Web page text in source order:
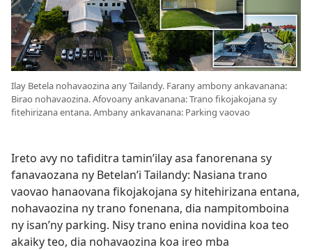
Ilay Betela nohavaozina any Tailandy. Farany ambony ankavanana:
Birao nohavaozina. Afovoany ankavanana: Trano fikojakojana sy
fitehirizana entana. Ambany ankavanana: Parking vaovao
Ireto avy no tafiditra tamin’ilay asa fanorenana sy
fanavaozana ny Betelan’i Tailandy: Nasiana trano
vaovao hanaovana fikojakojana sy hitehirizana entana,
nohavaozina ny trano fonenana, dia nampitomboina
ny isan’ny parking. Nisy trano enina novidina koa teo
akaiky teo, dia nohavaozina koa ireo mba